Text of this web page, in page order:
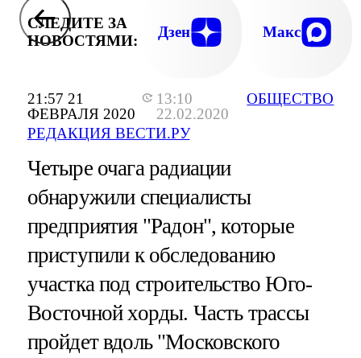
21:57 21
ФЕВРАЛЯ 2020
13:10
22.02.2020
РЕДАКЦИЯ ВЕСТИ.РУ
ОБЩЕСТВО
СЛЕДИТЕ ЗА
НОВОСТЯМИ:
Дзен Макс
Четыре очага радиации
обнаружили специалисты
предприятия "Радон", которые
приступили к обследованию
участка под строительство Юго-
Восточной хорды. Часть трассы
пройдет вдоль "Московского